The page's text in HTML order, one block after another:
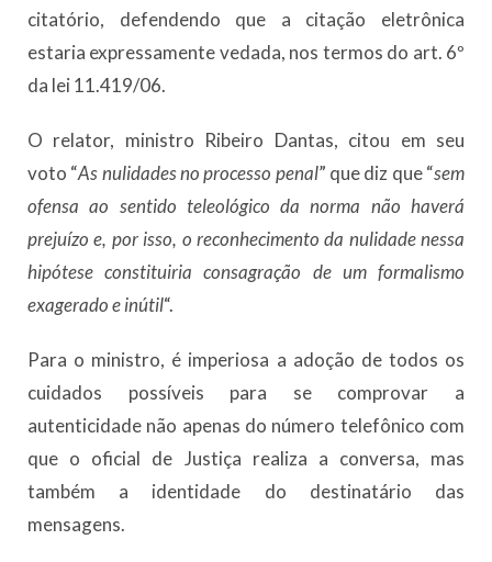
citatório, defendendo que a citação eletrônica
estaria expressamente vedada, nos termos do art. 6º
da lei 11.419/06.
O relator, ministro Ribeiro Dantas, citou em seu
voto “As nulidades no processo penal” que diz que “sem
ofensa ao sentido teleológico da norma não haverá
prejuízo e, por isso, o reconhecimento da nulidade nessa
hipótese constituiria consagração de um formalismo
exagerado e inútil“.
Para o ministro, é imperiosa a adoção de todos os
cuidados possíveis para se comprovar a
autenticidade não apenas do número telefônico com
que o oficial de Justiça realiza a conversa, mas
também a identidade do destinatário das
mensagens.